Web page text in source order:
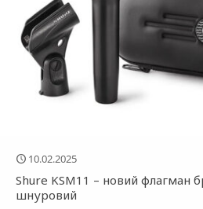
10.02.2025
Shure KSM11 – новий флагман
шнуровий